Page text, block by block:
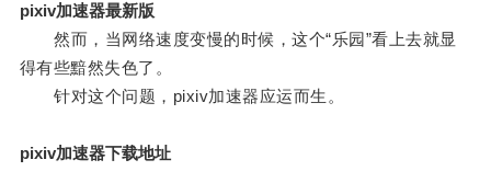
pixiv加速器最新版
然而，当网络速度变慢的时候，这个“乐园”看上去就显
得有些黯然失色了。
针对这个问题，pixiv加速器应运而生。
pixiv加速器下载地址